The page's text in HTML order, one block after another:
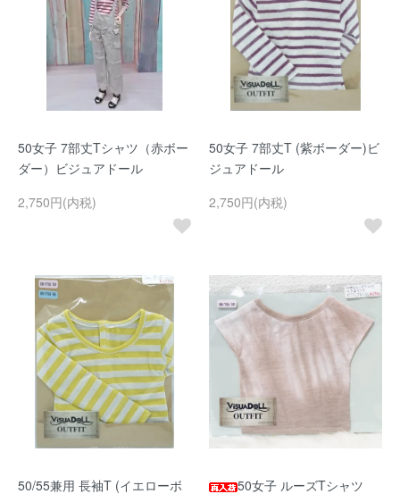
50女子 7部丈Tシャツ（赤ボー
ダー）ビジュアドール
2,750円(内税)
50女子 7部丈T (紫ボーダー)ビ
ジュアドール
2,750円(内税)
50/55兼用 長袖T (イエローボ
50女子 ルーズTシャツ